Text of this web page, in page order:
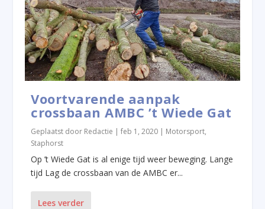
Voortvarende aanpak
crossbaan AMBC ’t Wiede Gat
Geplaatst door Redactie |feb 1, 2020 | Motorsport,
Staphorst
Op ’t Wiede Gat is al enige tijd weer beweging. Lange
tijd Lag de crossbaan van de AMBC er...
Lees verder